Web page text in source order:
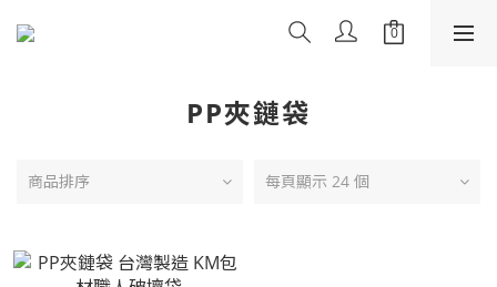
PP夾鏈袋
商品排序 每頁顯示 24 個